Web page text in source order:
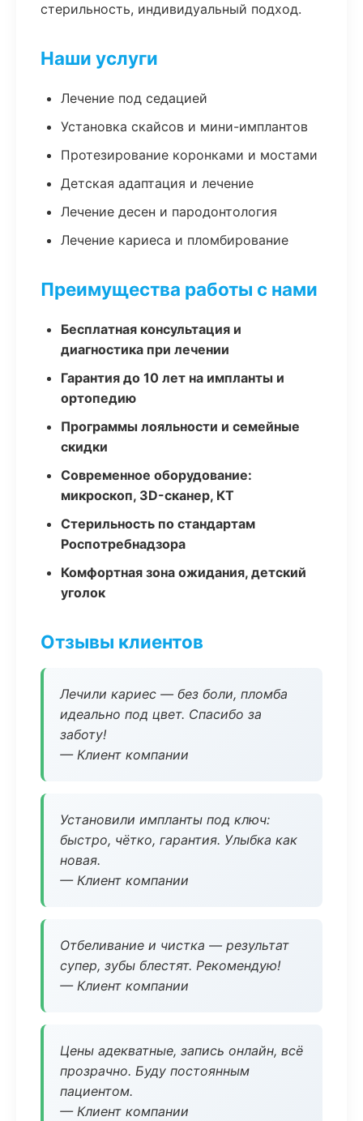
стерильность, индивидуальный подход.
Наши услуги
Лечение под седацией
Установка скайсов и мини-имплантов
Протезирование коронками и мостами
Детская адаптация и лечение
Лечение десен и пародонтология
Лечение кариеса и пломбирование
Преимущества работы с нами
Бесплатная консультация и
диагностика при лечении
Гарантия до 10 лет на импланты и
ортопедию
Программы лояльности и семейные
скидки
Современное оборудование:
микроскоп, 3D-сканер, КТ
Стерильность по стандартам
Роспотребнадзора
Комфортная зона ожидания, детский
уголок
Отзывы клиентов
Лечили кариес — без боли, пломба
идеально под цвет. Спасибо за
заботу!
— Клиент компании
Установили импланты под ключ:
быстро, чётко, гарантия. Улыбка как
новая.
— Клиент компании
Отбеливание и чистка — результат
супер, зубы блестят. Рекомендую!
— Клиент компании
Цены адекватные, запись онлайн, всё
прозрачно. Буду постоянным
пациентом.
— Клиент компании